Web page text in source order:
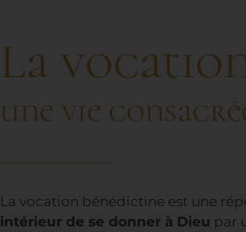
La
une vie
La vocation bénédictine est une
intérieur de se donner à Dieu par